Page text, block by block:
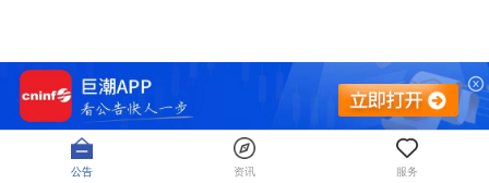
公告 资讯 服务